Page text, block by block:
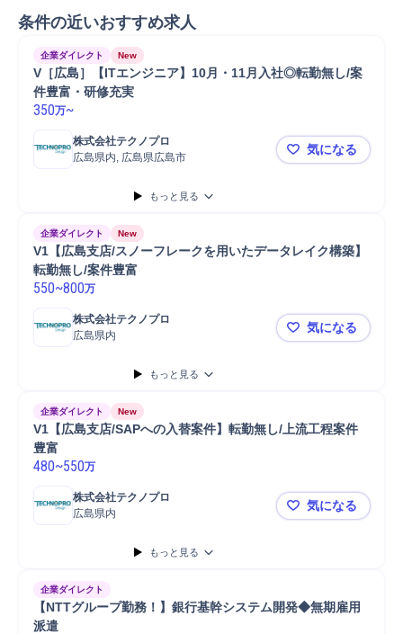
条件の近いおすすめ求人
企業ダイレクト New
V［広島］【ITエンジニア】10月・11月入社◎転勤無し/案
件豊富・研修充実
350万~
株式会社テクノプロ
広島県内, 広島県広島市
V［広島］
気になる
もっと見る
企業ダイレクト New
V1【広島支店/スノーフレークを用いたデータレイク構築】
転勤無し/案件豊富
550~800万
株式会社テクノプロ
広島県内
V1【広島支
気になる
もっと見る
企業ダイレクト New
V1【広島支店/SAPへの入替案件】転勤無し/上流工程案件
豊富
480~550万
株式会社テクノプロ
広島県内
V1【広島支
気になる
もっと見る
企業ダイレクト
【NTTグループ勤務！】銀行基幹システム開発◆無期雇用
派遣